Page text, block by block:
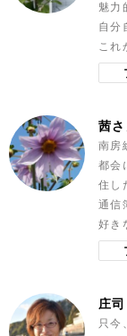
魅力
自分
これ
茜
南房
都会
住し
通信
好き
庄
只今